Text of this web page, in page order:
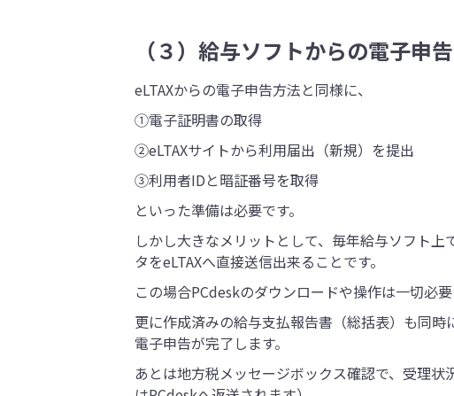
（３）給与ソフトからの電子申告
eLTAXからの電子申告方法と同様に、
①電子証明書の取得
②eLTAXサイトから利用届出（新規）を提出
③利用者IDと暗証番号を取得
といった準備は必要です。
しかし大きなメリットとして、毎年給与ソフト
タをeLTAXへ直接送信出来ることです。
この場合PCdeskのダウンロードや操作は一切必要
更に作成済みの給与支払報告書（総括表）も同
電子申告が完了します。
あとは地方税メッセージボックス確認で、受理